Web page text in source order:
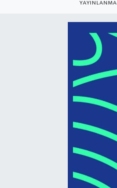
YAYINLANMA
ŞİRKET PANO